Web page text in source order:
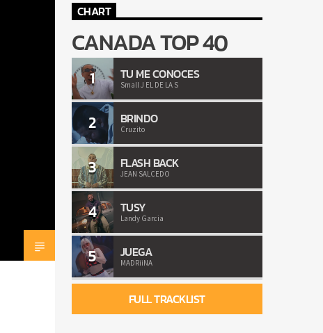
CHART
CANADA TOP 40
1 TU ME CONOCES
Small J EL DE LA S
2 BRINDO
Cruzito
3 FLASH BACK
JEAN SALCEDO
4 TUSY
Landy Garcia
5 JUEGA
MADRiiNA
FULL TRACKLIST